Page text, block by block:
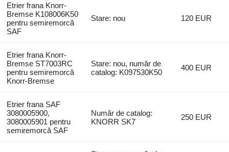
Etrier frana Knorr-
Bremse K108006K50
pentru semiremorcă
SAF
Stare: nou 120 EUR
Etrier frana Knorr-
Bremse ST7003RC
pentru semiremorcă
Knorr-Bremse
Stare: nou, număr de
catalog: K097530K50
400 EUR
Etrier frana SAF
3080005900,
3080005901 pentru
semiremorcă SAF
Număr de catalog:
KNORR SK7
250 EUR